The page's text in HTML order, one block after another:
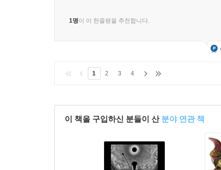
1명이 이 한줄평을 추천합니다.
1 2 3 4
이 책을 구입하신 분들이 산 분야 연관 책